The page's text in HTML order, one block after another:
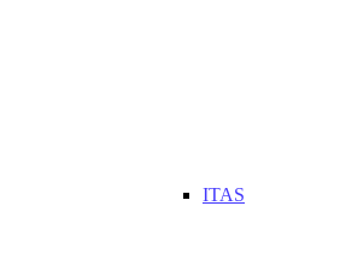
ITAS